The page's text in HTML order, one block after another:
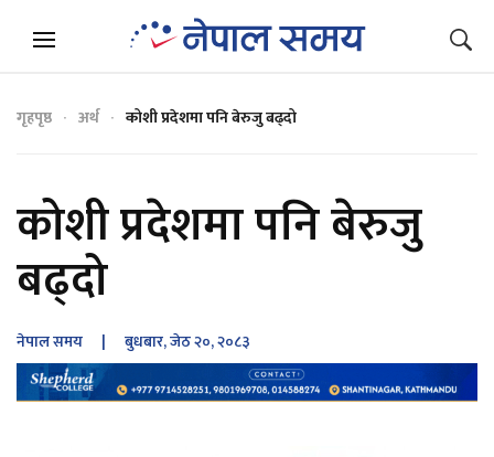
गृहपृष्ठ अर्थ कोशी प्रदेशमा पनि बेरुजु बढ्दो
कोशी प्रदेशमा पनि बेरुजु
बढ्दो
नेपाल समय | बुधबार, जेठ २०, २०८३